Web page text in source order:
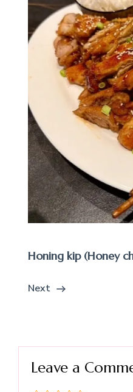
Honing kip (Honey
Next
Leave a